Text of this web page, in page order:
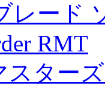
レード
RMT
スター